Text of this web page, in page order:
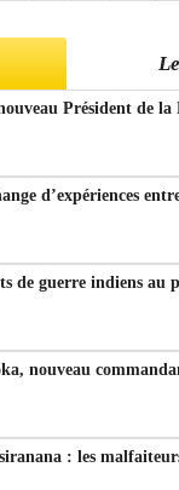
Président de
d’expériences
de guerre indiens au
nouveau
: les